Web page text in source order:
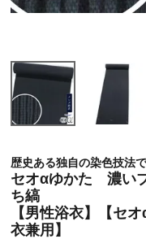
歴史ある独自の染色技法
セオαゆかた 濃い
ち縞
【男性浴衣】【セ
衣兼用】